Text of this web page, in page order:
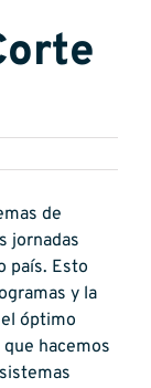
de
jornadas
país. Esto
y la
óptimo
hacemos